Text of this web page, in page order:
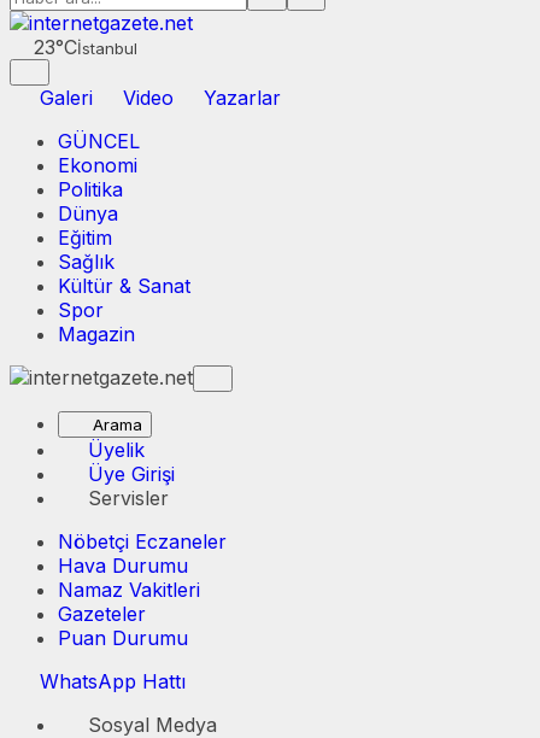
23°Cİstanbul
Galeri Video
Yazarlar
GÜNCEL
Ekonomi
Politika
Dünya
Eğitim
Sağlık
Kültür & Sanat
Spor
Magazin
Arama
Üyelik
Üye Girişi
Servisler
Nöbetçi Eczaneler
Hava Durumu
Namaz Vakitleri
Gazeteler
Puan Durumu
WhatsApp Hattı
Sosyal Medya